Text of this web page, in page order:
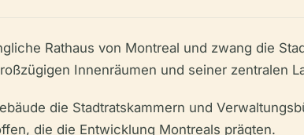
Rathaus von Montreal und zwang die
Innenräumen und seiner zentralen
die Stadtratskammern und
die die Entwicklung Montreals prägten.